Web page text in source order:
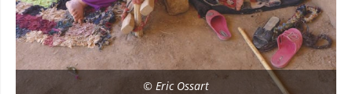
© Eric Ossart